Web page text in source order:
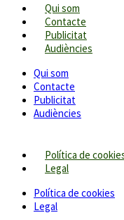
Qui som
Contacte
Publicitat
Audiències
Qui som
Contacte
Publicitat
Audiències
Política de
Legal
Política de cookies
Legal